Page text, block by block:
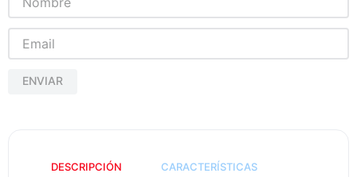
ENVIAR
DESCRIPCIÓN CARACTERÍSTICAS
6. laptop
congelador